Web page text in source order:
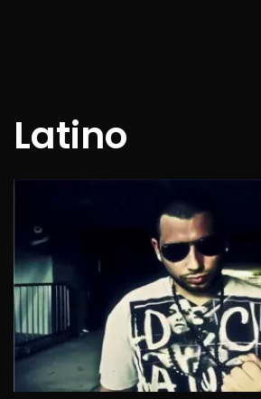
Latino